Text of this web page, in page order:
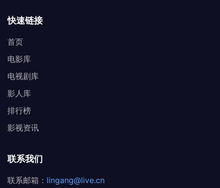
快速链接
首页
电影库
电视剧库
影人库
排行榜
影视资讯
联系我们
联系邮箱： lingang@live.cn